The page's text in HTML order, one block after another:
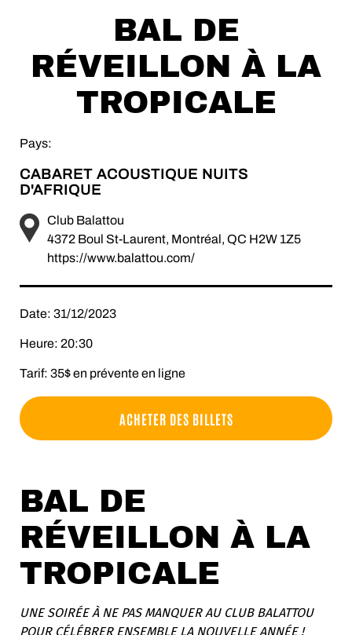
BAL DE
RÉVEILLON À LA
TROPICALE
Pays:
CABARET ACOUSTIQUE NUITS
D'AFRIQUE
Club Balattou
4372 Boul St-Laurent, Montréal, QC H2W 1Z5
https://www.balattou.com/
Date: 31/12/2023
Heure: 20:30
Tarif: 35$ en prévente en ligne
ACHETER DES BILLETS
BAL DE
RÉVEILLON À LA
TROPICALE
UNE SOIRÉE À NE PAS MANQUER AU CLUB BALATTOU
POUR CÉLÉBRER ENSEMBLE LA NOUVELLE ANNÉE !